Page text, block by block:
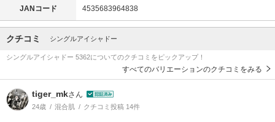
JANコード 4535683964838
クチコミ シングルアイシャドー
シングルアイシャドー 5362についてのクチコミをピックアップ！
すべてのバリエーションのクチコミをみる
tiger_mkさん
24歳 混合肌 クチコミ投稿 14件